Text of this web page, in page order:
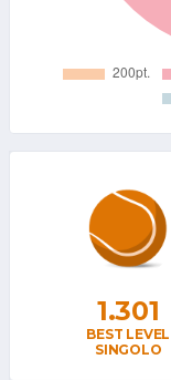
1.301
BEST LEVEL
SINGOLO